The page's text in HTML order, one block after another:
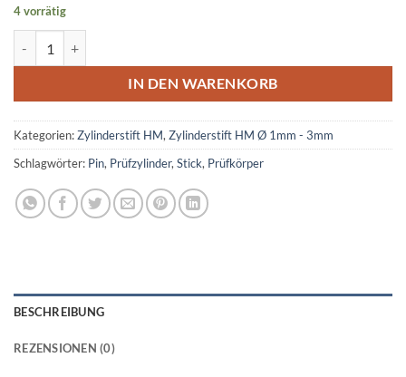
4 vorrätig
IN DEN WARENKORB
Kategorien:Zylinderstift HM, Zylinderstift HM Ø 1mm - 3mm
Schlagwörter: Pin, Prüfzylinder, Stick, Prüfkörper
BESCHREIBUNG
REZENSIONEN (0)